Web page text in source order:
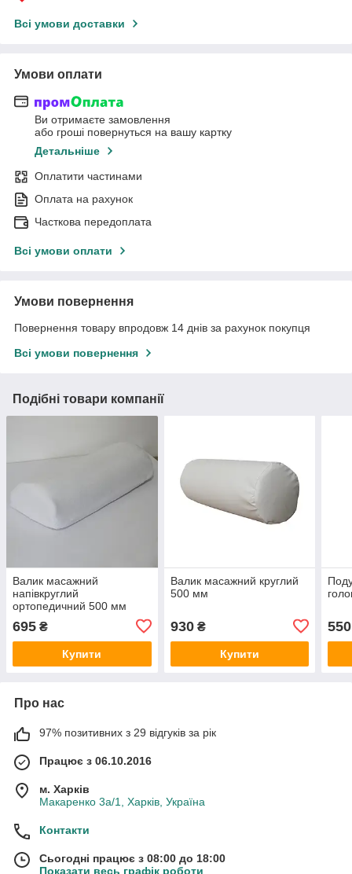
Всі умови доставки
Умови оплати
Ви отримаєте замовлення
або гроші повернуться на вашу картку
Детальніше
Оплатити частинами
Оплата на рахунок
Часткова передоплата
Всі умови оплати
Умови повернення
Повернення товару впродовж 14 днів за рахунок покупця
Всі умови повернення
Подібні товари компанії
Валик масажний
напівкруглий
ортопедичний 500 мм
695 ₴
Купити
Валик масажний круглий
500 мм
930₴
Купити
550
Про нас
97% позитивних з 29 відгуків за рік
Працює з 06.10.2016
м. Харків
Макаренко 3а/1, Харків, Україна
Контакти
Сьогодні працює з 08:00 до 18:00
Показати весь графік роботи